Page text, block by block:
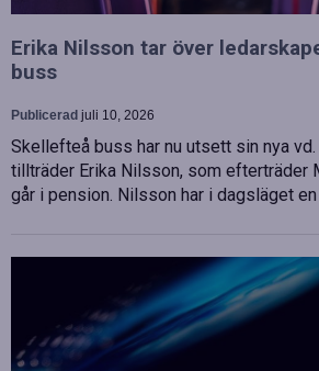
Erika Nilsson tar över
buss
Publicerad juli 10, 2026
Skellefteå buss har nu utsett sin nya
tillträder Erika Nilsson, som efterträder
går i pension. Nilsson har i dagsläget